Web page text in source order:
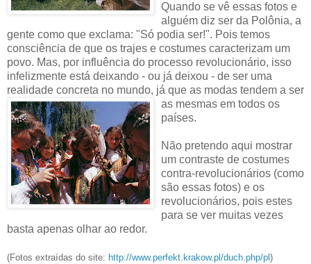
Quando se vê essas fotos e
alguém diz ser da Polônia, a
gente como que exclama: "Só podia ser!". Pois temos
consciência de que os trajes e costumes caracterizam um
povo. Mas, por influência do processo revolucionário, isso
infelizmente está deixando - ou já deixou - de ser uma
realidade concreta no mundo, já que as modas tendem a ser
as mesmas em todos os
países.
Não pretendo aqui mostrar
um contraste de costumes
contra-revolucionários (como
são essas fotos) e os
revolucionários, pois estes
para se ver muitas vezes
basta apenas olhar ao redor.
(Fotos extraídas do site: http://www.perfekt.krakow.pl/duch.php/pl )